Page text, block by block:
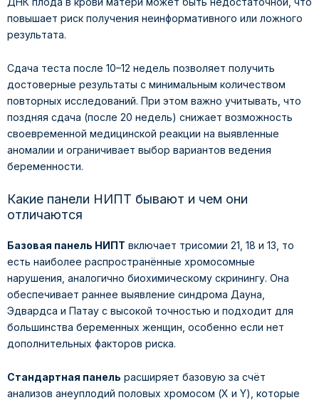
повышает риск получения неинформативного или ложного
результата.
Сдача теста после 10–12 недель позволяет получить
достоверные результаты с минимальным количеством
повторных исследований. При этом важно учитывать, что
поздняя сдача (после 20 недель) снижает возможность
своевременной медицинской реакции на выявленные
аномалии и ограничивает выбор вариантов ведения
беременности.
Какие панели НИПТ бывают и чем они
отличаются
Базовая панель НИПТ включает трисомии 21, 18 и 13, то
есть наиболее распространённые хромосомные
нарушения, аналогично биохимическому скринингу. Она
обеспечивает раннее выявление синдрома Дауна,
Эдвардса и Патау с высокой точностью и подходит для
большинства беременных женщин, особенно если нет
дополнительных факторов риска.
Стандартная панель расширяет базовую за счёт
анализов анеуплодий половых хромосом (X и Y), которые